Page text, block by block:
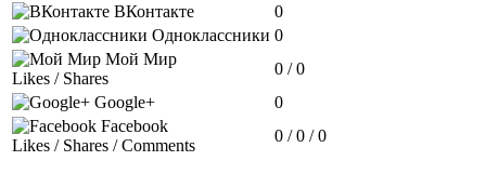
ВКонтакте
0
Одноклассники 0
Мой Мир
Likes / Shares
0 / 0
Google+
0
Facebook
Likes / Shares / Comments
0 / 0 / 0